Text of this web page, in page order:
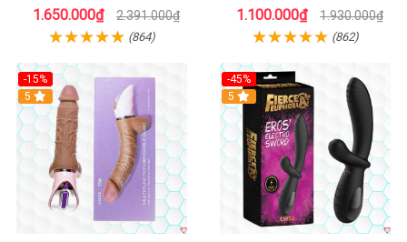
1.650.000₫ 2.391.000₫
(864)
1.100.000₫ 1.930.000₫
(862)
-15%
5
-45%
5